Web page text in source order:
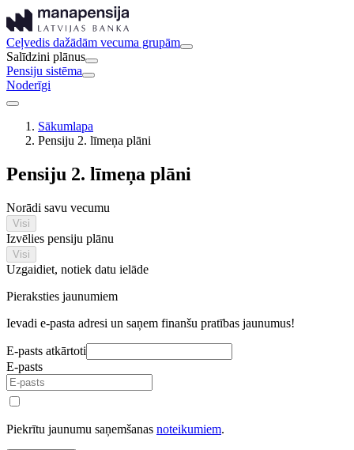
Ceļvedis dažādām vecuma grupām
Salīdzini plānus
Pensiju sistēma
Noderīgi
Sākumlapa
Pensiju 2. līmeņa plāni
Pensiju 2. līmeņa plāni
Norādi savu vecumu
Visi
Izvēlies pensiju plānu
Visi
Uzgaidiet, notiek datu ielāde
Pieraksties jaunumiem
Ievadi e-pasta adresi un saņem finanšu pratības jaunumus!
E-pasts atkārtoti
E-pasts
Piekrītu jaunumu saņemšanas noteikumiem.